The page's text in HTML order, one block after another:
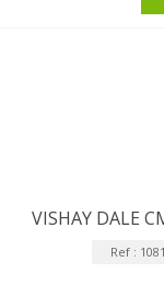
VISHAY DALE
Ref :